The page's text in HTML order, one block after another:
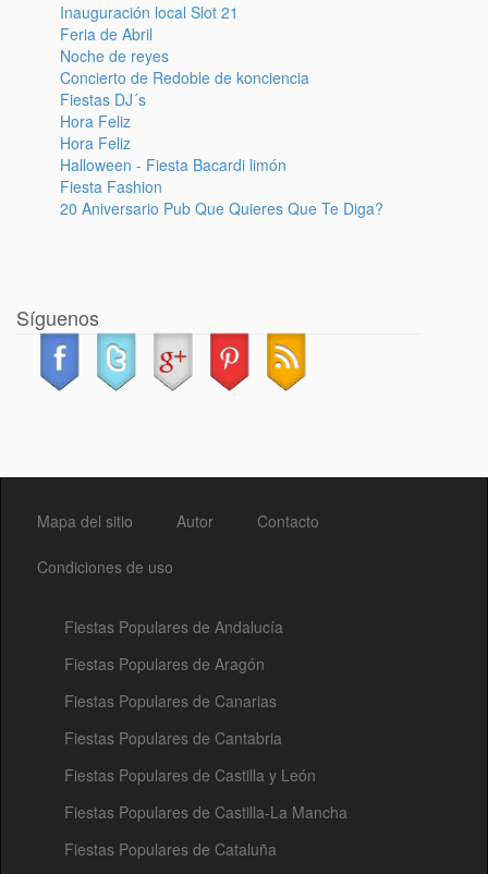
Inauguración local Slot 21
Feria de Abril
Noche de reyes
Concierto de Redoble de konciencia
Fiestas DJ´s
Hora Feliz
Hora Feliz
Halloween - Fiesta Bacardi limón
Fiesta Fashion
20 Aniversario Pub Que Quieres Que Te Diga?
Síguenos
Mapa del sitio Autor Contacto
Condiciones de uso
Fiestas Populares de Andalucía
Fiestas Populares de Aragón
Fiestas Populares de Canarias
Fiestas Populares de Cantabria
Fiestas Populares de Castilla y León
Fiestas Populares de Castilla-La Mancha
Fiestas Populares de Cataluña